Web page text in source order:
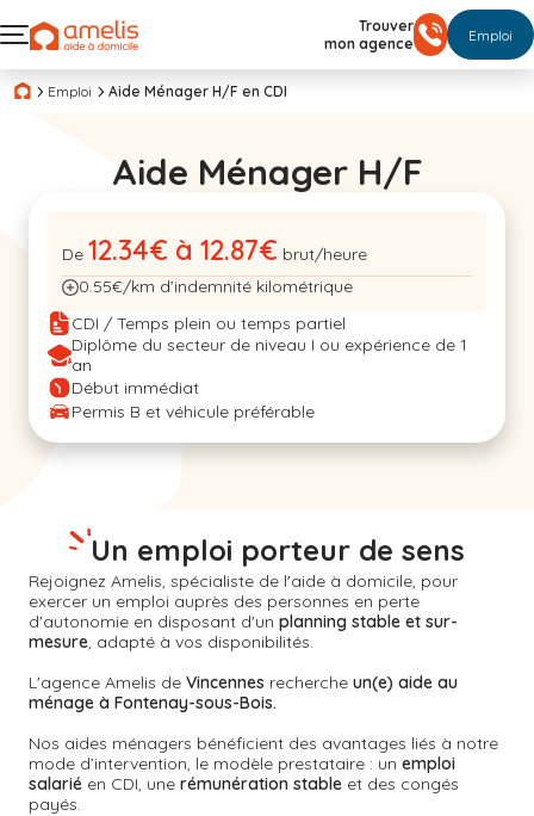
Trouver
mon agence
Emploi
Emploi Aide Ménager H/F en CDI
Aide Ménager H/F
De 12.34€ à 12.87€ brut/heure
0.55€/km d’indemnité kilométrique
CDI / Temps plein ou temps partiel
Diplôme du secteur de niveau I ou expérience de 1
an
Début immédiat
Permis B et véhicule préférable
Rejoignez Amelis, spécialiste de l'aide à domicile, pour
exercer un emploi auprès des personnes en perte
d'autonomie en disposant d'un planning stable et sur-
mesure, adapté à vos disponibilités.
L'agence Amelis de Vincennes recherche un(e) aide au
ménage à Fontenay-sous-Bois.
Nos aides ménagers bénéficient des avantages liés à notre
mode d’intervention, le modèle prestataire : un emploi
salarié en CDI, une rémunération stable et des congés
payés.
Un emploi porteur de sens